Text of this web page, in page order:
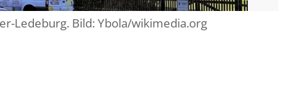
Ledeburg. Bild: Ybola/wikimedia.org